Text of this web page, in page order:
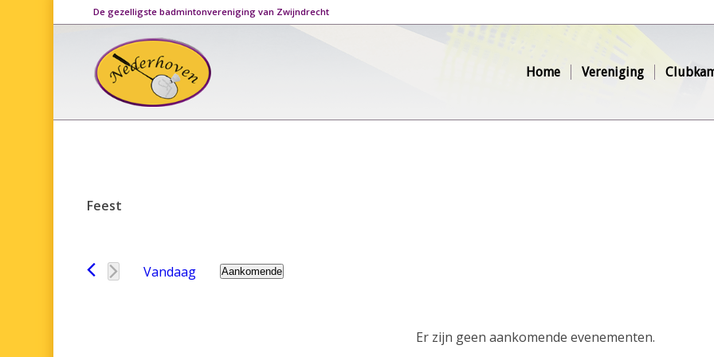
De gezelligste badmintonvereniging van Zwijndrecht
Home Vereniging
Er zijn geen aankomende evenementen.
Feest
Vandaag Aankomende